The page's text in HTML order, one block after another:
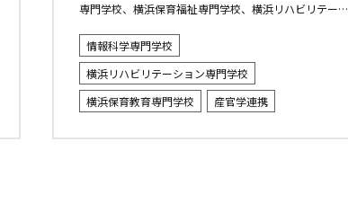
専門学校、横浜保育福祉専門学校、横浜リハビリテーシ
ュースの要約 ■ 概...
情報科学専門学校
横浜リハビリテーション専門学校
横浜保育教育専門学校
産官学連携